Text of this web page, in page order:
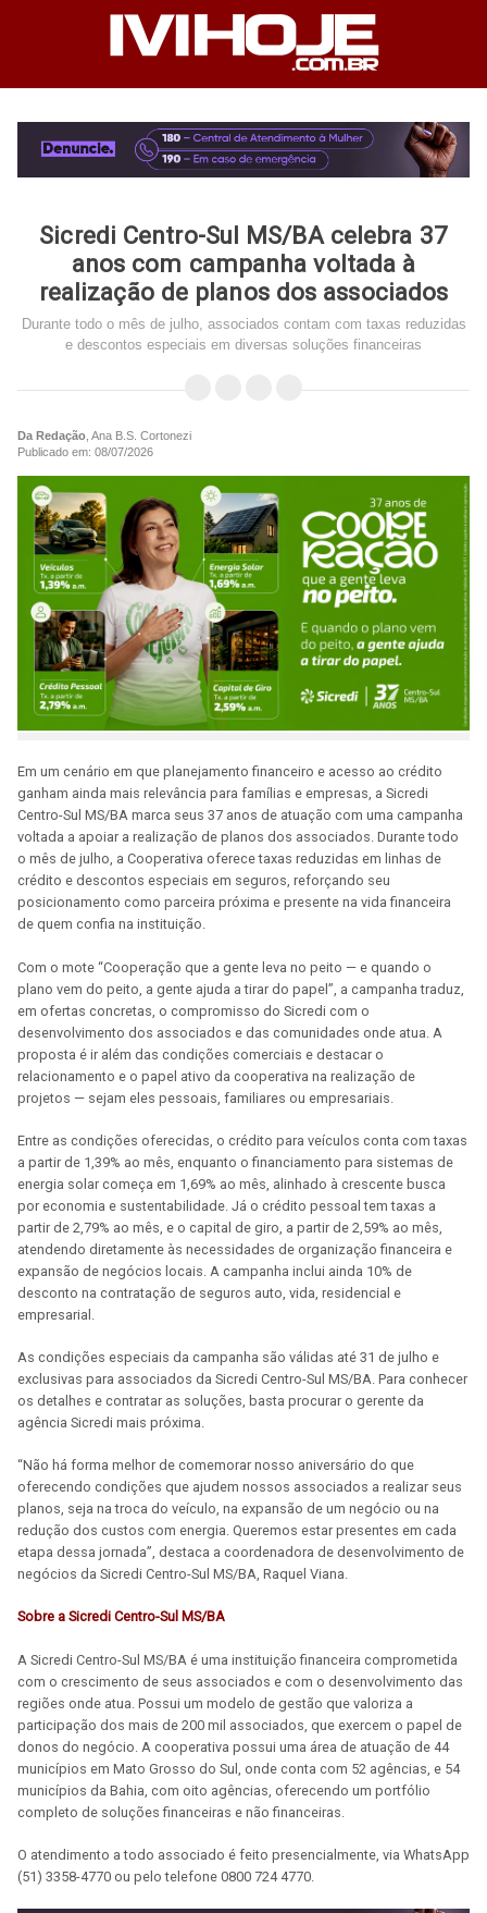
Sicredi Centro-Sul MS/BA celebra 37
anos com campanha voltada à
realização de planos dos associados
Durante todo o mês de julho, associados contam com taxas reduzidas
e descontos especiais em diversas soluções financeiras
Da Redação , Ana B.S. Cortonezi
Publicado em: 08/07/2026
Em um cenário em que planejamento financeiro e acesso ao crédito
ganham ainda mais relevância para famílias e empresas, a Sicredi
Centro-Sul MS/BA marca seus 37 anos de atuação com uma campanha
voltada a apoiar a realização de planos dos associados. Durante todo
o mês de julho, a Cooperativa oferece taxas reduzidas em linhas de
crédito e descontos especiais em seguros, reforçando seu
posicionamento como parceira próxima e presente na vida financeira
de quem confia na instituição.
Com o mote “Cooperação que a gente leva no peito — e quando o
plano vem do peito, a gente ajuda a tirar do papel”, a campanha traduz,
em ofertas concretas, o compromisso do Sicredi com o
desenvolvimento dos associados e das comunidades onde atua. A
proposta é ir além das condições comerciais e destacar o
relacionamento e o papel ativo da cooperativa na realização de
projetos — sejam eles pessoais, familiares ou empresariais.
Entre as condições oferecidas, o crédito para veículos conta com taxas
a partir de 1,39% ao mês, enquanto o financiamento para sistemas de
energia solar começa em 1,69% ao mês, alinhado à crescente busca
por economia e sustentabilidade. Já o crédito pessoal tem taxas a
partir de 2,79% ao mês, e o capital de giro, a partir de 2,59% ao mês,
atendendo diretamente às necessidades de organização financeira e
expansão de negócios locais. A campanha inclui ainda 10% de
desconto na contratação de seguros auto, vida, residencial e
empresarial.
As condições especiais da campanha são válidas até 31 de julho e
exclusivas para associados da Sicredi Centro-Sul MS/BA. Para conhecer
os detalhes e contratar as soluções, basta procurar o gerente da
agência Sicredi mais próxima.
“Não há forma melhor de comemorar nosso aniversário do que
oferecendo condições que ajudem nossos associados a realizar seus
planos, seja na troca do veículo, na expansão de um negócio ou na
redução dos custos com energia. Queremos estar presentes em cada
etapa dessa jornada”, destaca a coordenadora de desenvolvimento de
negócios da Sicredi Centro-Sul MS/BA, Raquel Viana.
Sobre a Sicredi Centro-Sul MS/BA
A Sicredi Centro-Sul MS/BA é uma instituição financeira comprometida
com o crescimento de seus associados e com o desenvolvimento das
regiões onde atua. Possui um modelo de gestão que valoriza a
participação dos mais de 200 mil associados, que exercem o papel de
donos do negócio. A cooperativa possui uma área de atuação de 44
municípios em Mato Grosso do Sul, onde conta com 52 agências, e 54
municípios da Bahia, com oito agências, oferecendo um portfólio
completo de soluções financeiras e não financeiras.
O atendimento a todo associado é feito presencialmente, via WhatsApp
(51) 3358-4770 ou pelo telefone 0800 724 4770.